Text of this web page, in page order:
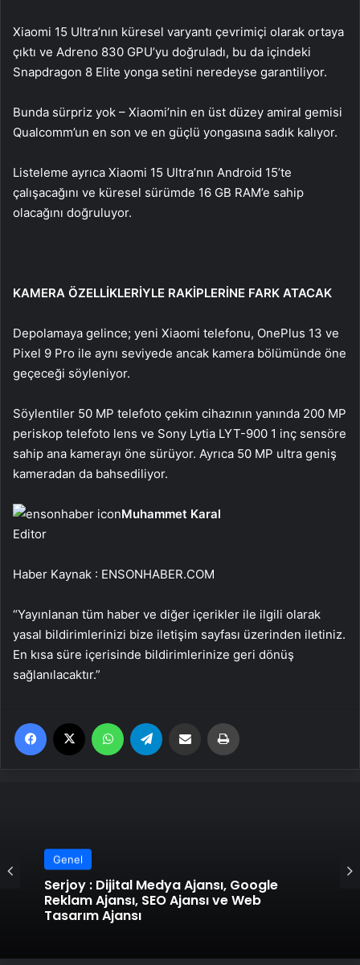
Xiaomi 15 Ultra’nın küresel varyantı çevrimiçi olarak ortaya
çıktı ve Adreno 830 GPU’yu doğruladı, bu da içindeki
Snapdragon 8 Elite yonga setini neredeyse garantiliyor.
Bunda sürpriz yok – Xiaomi’nin en üst düzey amiral gemisi
Qualcomm’un en son ve en güçlü yongasına sadık kalıyor.
Listeleme ayrıca Xiaomi 15 Ultra’nın Android 15’te
çalışacağını ve küresel sürümde 16 GB RAM’e sahip
olacağını doğruluyor.
KAMERA ÖZELLİKLERİYLE RAKİPLERİNE FARK ATACAK
Depolamaya gelince; yeni Xiaomi telefonu, OnePlus 13 ve
Pixel 9 Pro ile aynı seviyede ancak kamera bölümünde öne
geçeceği söyleniyor.
Söylentiler 50 MP telefoto çekim cihazının yanında 200 MP
periskop telefoto lens ve Sony Lytia LYT-900 1 inç sensöre
sahip ana kamerayı öne sürüyor. Ayrıca 50 MP ultra geniş
kameradan da bahsediliyor.
Muhammet Karal
Editor
Haber Kaynak : ENSONHABER.COM
“Yayınlanan tüm haber ve diğer içerikler ile ilgili olarak
yasal bildirimlerinizi bize iletişim sayfası üzerinden iletiniz.
En kısa süre içerisinde bildirimlerinize geri dönüş
sağlanılacaktır.”
Facebook WhatsApp Email'den paylaş
Genel
Serjoy : Dijital Medya Ajansı, Google
Reklam Ajansı, SEO Ajansı ve Web
Tasarım Ajansı